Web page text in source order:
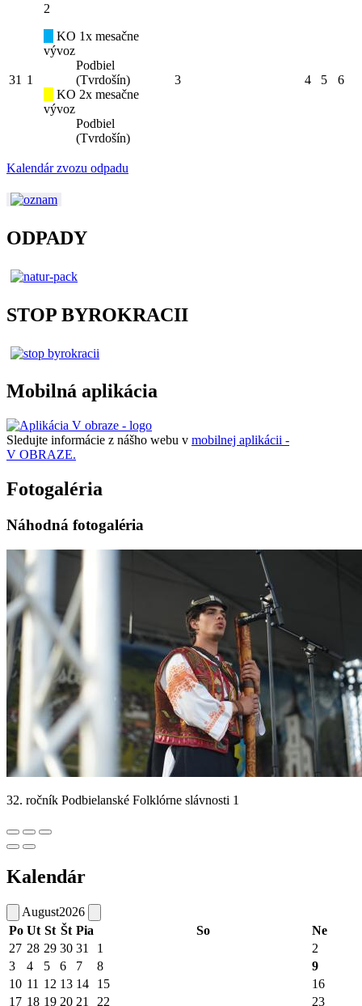
31 1
2
KO 1x mesačne
vývoz
Podbiel
(Tvrdošín)
KO 2x mesačne
vývoz
Podbiel
(Tvrdošín)
3 4 5 6
Kalendár zvozu odpadu
ODPADY
STOP BYROKRACII
Mobilná aplikácia
Sledujte informácie z nášho webu v mobilnej aplikácii -
V OBRAZE.
Fotogaléria
Náhodná fotogaléria
32. ročník Podbielanské Folklórne slávnosti 1
Kalendár
August2026
Po Ut St Št Pia So
Ne
27 28 29 30 31 1
2
3
4 5 6 7 8
9
10 11 12 13 14 15
16
17 18 19 20 21 22
23